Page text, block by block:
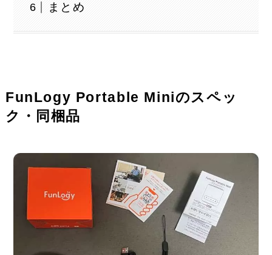
まとめ
FunLogy Portable Miniのスペッ
ク・同梱品